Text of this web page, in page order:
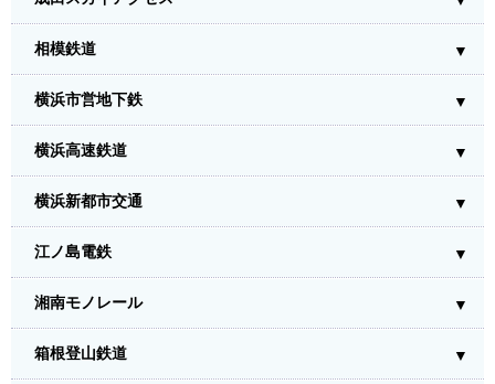
相模鉄道
横浜市営地下鉄
横浜高速鉄道
横浜新都市交通
江ノ島電鉄
湘南モノレール
箱根登山鉄道